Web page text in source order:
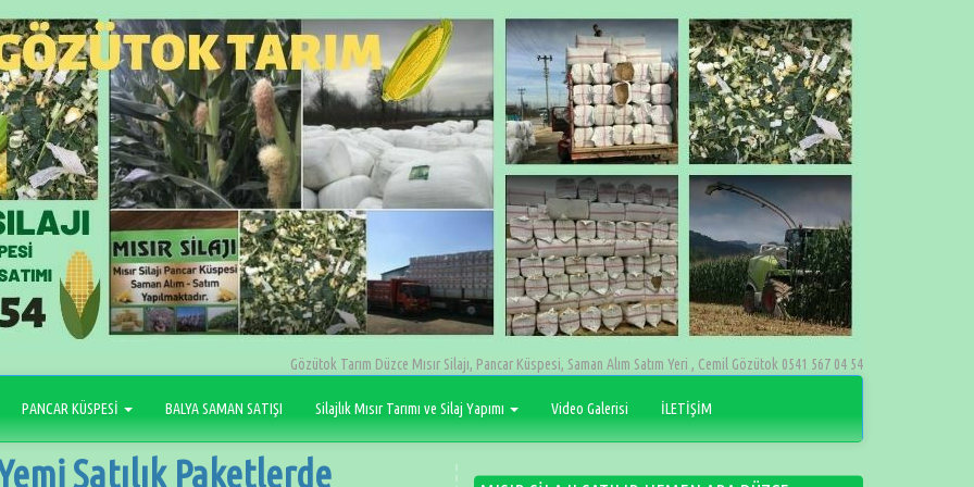
Gözütok Tarım Düzce Mısır Silajı, Pancar Küspesi, Saman Alım Satım Yeri , Cemil Gözütok 0541 567 04 54
PANCAR KÜSPESİ BALYA SAMAN SATIŞI Silajlık Mısır Tarımı ve Silaj Yapımı Video Galerisi İLETİŞİM
Satılık Paketlerde